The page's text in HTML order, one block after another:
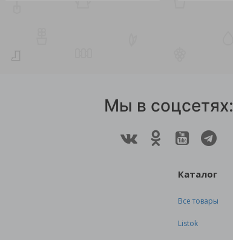
Мы в соцсетях:
Каталог
Все товары
Listok